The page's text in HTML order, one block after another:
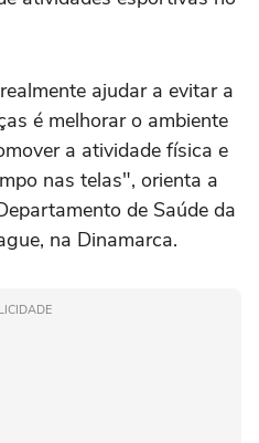
ajudar a evitar a
é melhorar o ambiente
a atividade física e
nas telas", orienta a
de Saúde da
na Dinamarca.